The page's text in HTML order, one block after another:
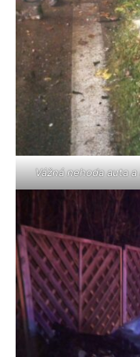
Vážná nehoda auta